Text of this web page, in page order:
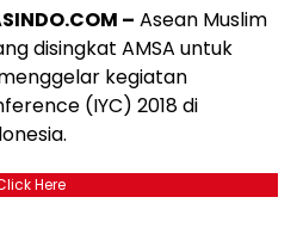
– Asean Muslim
disingkat AMSA untuk
kegiatan
(IYC) 2018 di
Here